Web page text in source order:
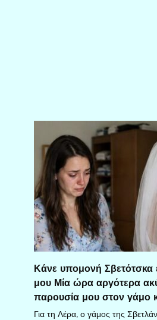
Κάνε υπομονή Σβετότσκα
μου Μία ώρα αργότερα
παρουσία μου στον γάμο
Για τη Λέρα, ο γάμος της